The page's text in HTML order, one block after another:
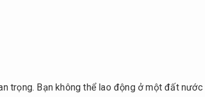
trọng. Bạn không thể lao động ở một đất nước